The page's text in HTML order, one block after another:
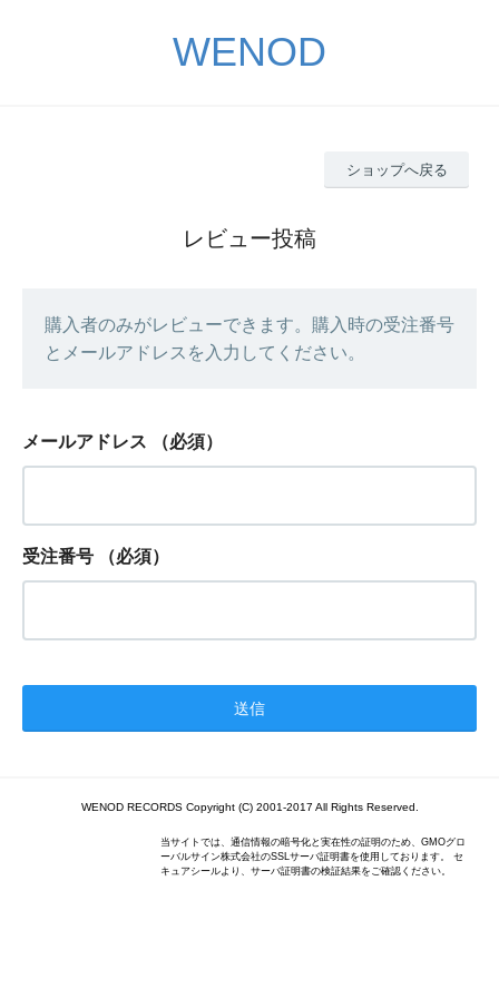
WENOD
ショップへ戻る
レビュー投稿
購入者のみがレビューできます。購入時の受注番号
とメールアドレスを入力してください。
メールアドレス （必須）
受注番号 （必須）
WENOD RECORDS Copyright (C) 2001-2017 All Rights Reserved.
当サイトでは、通信情報の暗号化と実在性の証明のため、GMOグロ
ーバルサイン株式会社のSSLサーバ証明書を使用しております。 セ
キュアシールより、サーバ証明書の検証結果をご確認ください。